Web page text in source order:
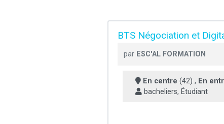
BTS Négociation et
par ESC'AL FORMATION
En centre (42) , En
bacheliers, Étudiant